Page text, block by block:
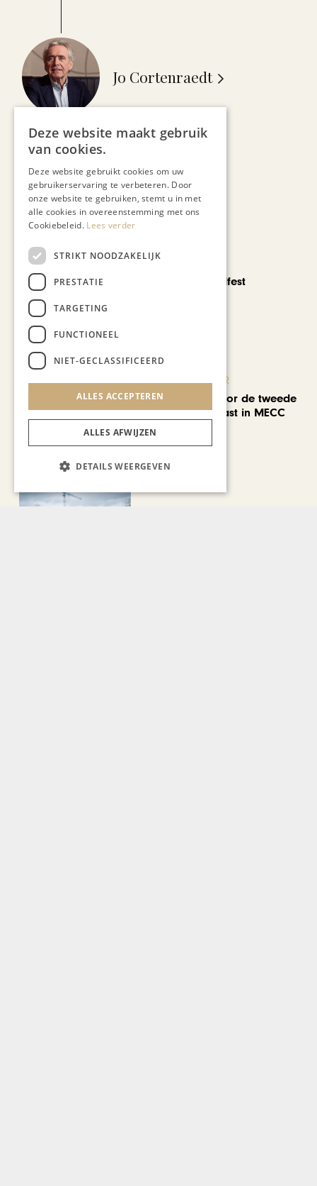
Jo Cortenraedt
Recent nieuws
CHAPEAU TV
Noorbeek Foodfest
KUNST & CULTUUR
EuropArtFair voor de tweede
keer op rij te gast in MECC
Maastricht
Deze website maakt gebruik
van cookies.
Deze website gebruikt cookies om uw
gebruikerservaring te verbeteren. Door
onze website te gebruiken, stemt u in met
alle cookies in overeenstemming met ons
Cookiebeleid. Lees verder
STRIKT NOODZAKELIJK
PRESTATIE
TARGETING
FUNCTIONEEL
NIET-GECLASSIFICEERD
ALLES ACCEPTEREN
ALLES AFWIJZEN
DETAILS WEERGEVEN